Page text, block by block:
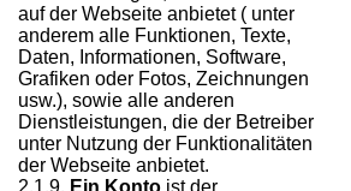
auf der Webseite anbietet ( unter
anderem alle Funktionen, Texte,
Daten, Informationen, Software,
Grafiken oder Fotos, Zeichnungen
usw.), sowie alle anderen
Dienstleistungen, die der Betreiber
unter Nutzung der Funktionalitäten
der Webseite anbietet.
Ein Konto ist der